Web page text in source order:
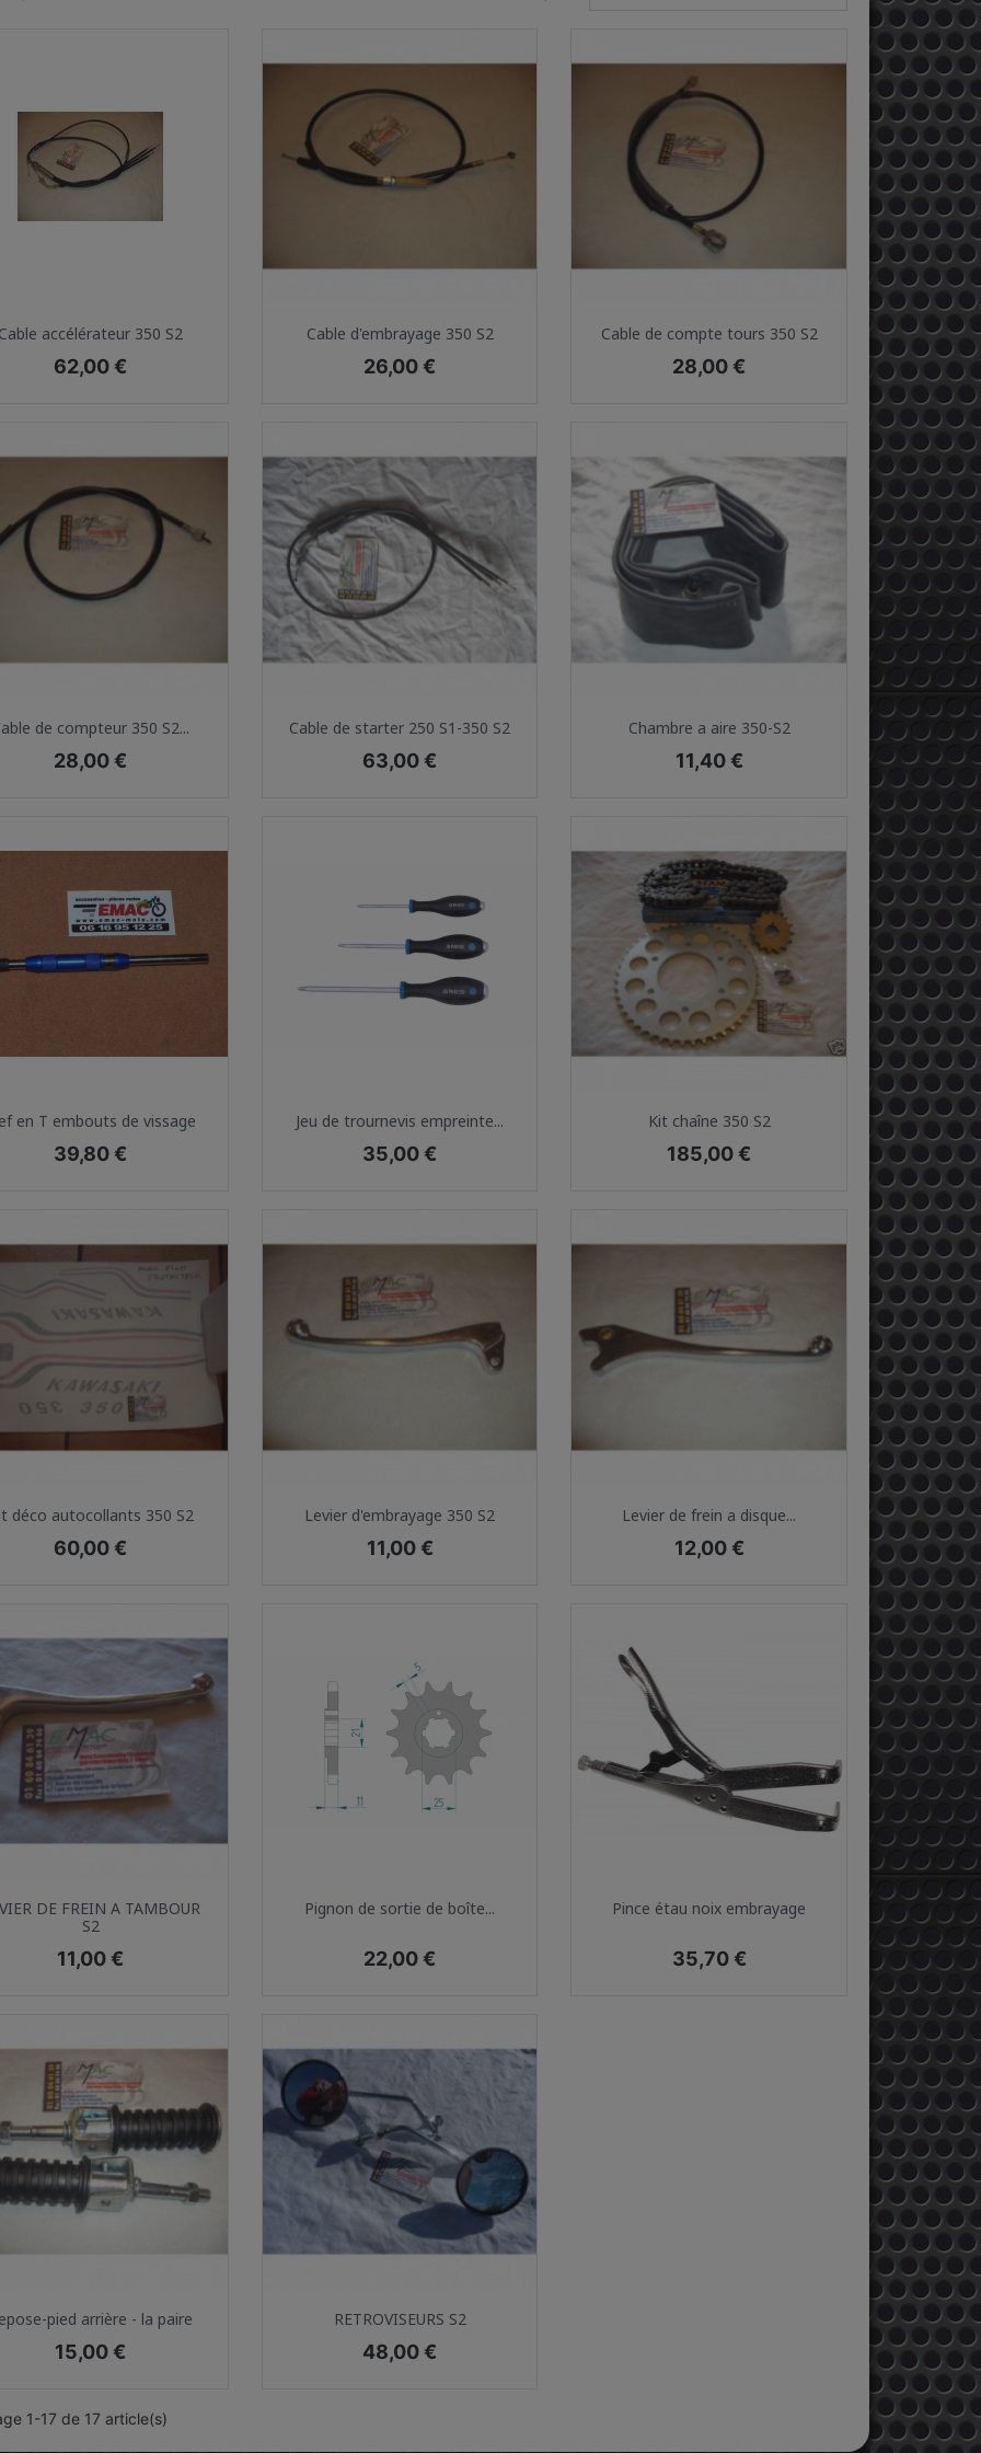
 Aperçu rapide
accélérateur 350 S2
Prix
62,00 €
 Aperçu rapide
Cable d'embrayage 350 S2
Prix
26,00 €
Aperçu rapide
Cable de compte tours 350 S2
Prix
28,00 €
 Aperçu rapide
de compteur 350 S2...
Prix
28,00 €
 Aperçu rapide
Cable de starter 250 S1-350 S2
Prix
63,00 €
 Aperçu rapide
Chambre a aire 350-S2
Prix
11,40 €
Aperçu rapide
en T embouts de vissage
Prix
39,80 €
 Aperçu rapide
Jeu de trournevis empreinte...
Prix
35,00 €
Aperçu rapide
Kit chaîne 350 S2
Prix
185,00 €
 Aperçu rapide
déco autocollants 350 S2
Prix
60,00 €
 Aperçu rapide
Levier d'embrayage 350 S2
Prix
11,00 €
 Aperçu rapide
Levier de frein a disque...
Prix
12,00 €
 Aperçu rapide
DE FREIN A TAMBOUR
S2
Prix
11,00 €
Aperçu rapide
Pignon de sortie de boîte...
Prix
22,00 €
Aperçu rapide
Pince étau noix embrayage
Prix
35,70 €
Aperçu rapide
pied arrière - la paire
Prix
15,00 €
Aperçu rapide
RETROVISEURS S2
Prix
48,00 €
1-17 de 17 article(s)